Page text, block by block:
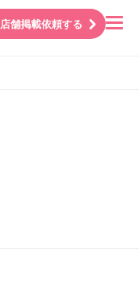
店舗掲載依頼する